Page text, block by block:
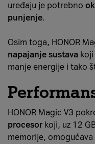
uređaju je potrebno
punjenje.
Osim toga, HONOR
napajanje sustava
manje energije i tako
HONOR Magic V3
procesor koji, uz 12
memorije, omogućava